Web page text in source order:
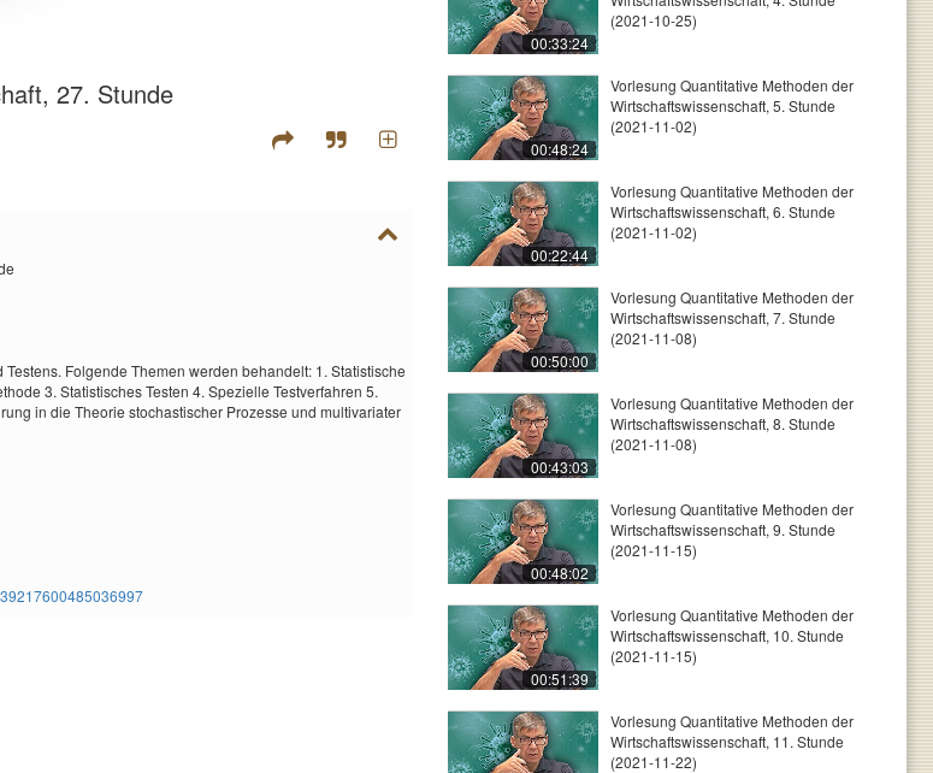
27. Stunde
Folgende Themen werden behandelt: 1. Statistische
3. Statistisches Testen 4. Spezielle Testverfahren 5.
in die Theorie stochastischer Prozesse und multivariater
00:33:24
(2021-10-25)
00:48:24
Vorlesung Quantitative Methoden der
Wirtschaftswissenschaft, 5. Stunde
(2021-11-02)
00:22:44
Vorlesung Quantitative Methoden der
Wirtschaftswissenschaft, 6. Stunde
(2021-11-02)
00:50:00
Vorlesung Quantitative Methoden der
Wirtschaftswissenschaft, 7. Stunde
(2021-11-08)
00:43:03
Vorlesung Quantitative Methoden der
Wirtschaftswissenschaft, 8. Stunde
(2021-11-08)
00:48:02
Vorlesung Quantitative Methoden der
Wirtschaftswissenschaft, 9. Stunde
(2021-11-15)
00:51:39
Vorlesung Quantitative Methoden der
Wirtschaftswissenschaft, 10. Stunde
(2021-11-15)
Vorlesung Quantitative Methoden der
Wirtschaftswissenschaft, 11. Stunde
(2021-11-22)